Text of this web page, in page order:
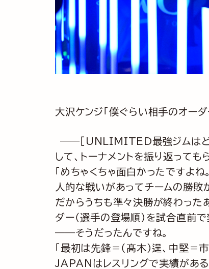
大沢ケンジ「僕ぐらい相手のオー
――［UNLIMITED最強ジムはど
して、トーナメントを振り返っても
「めちゃくちゃ面白かったですよ
人的な戦いがあってチームの勝敗
だからうちも準々決勝が終わっ
ダー（選手の登場順）を試合直前で
――そうだったんですね。
「最初は先鋒＝（髙木）逞、中堅
JAPANはレスリングで実績がある